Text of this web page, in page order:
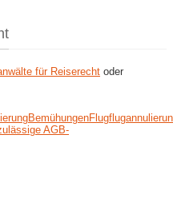
für Reiserecht oder
BemühungenFlug
AGB-